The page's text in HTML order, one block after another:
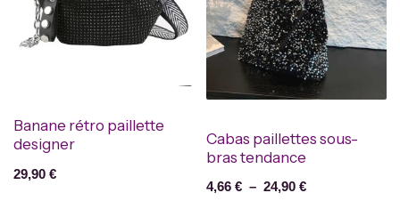
Banane rétro paillette
designer
29,90 €
Cabas paillettes sous-
bras tendance
4,66 € – 24,90 €